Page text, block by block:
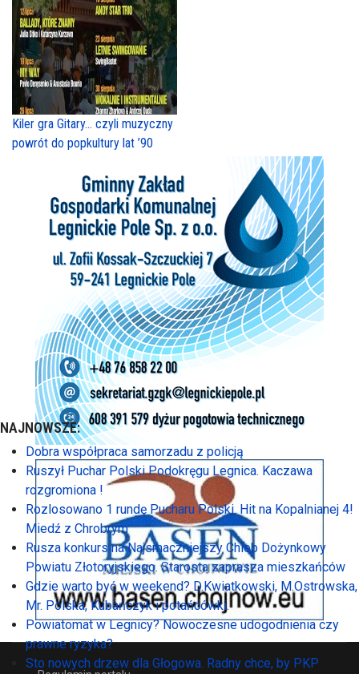
Kiler gra Gitary… czyli muzyczny
powrót do popkultury lat ’90
NAJNOWSZE:
Dobra współpraca samorzadu z policją
Ruszył Puchar Polski Podokręgu Legnica. Kaczawa
rozgromiona !
Rozlosowano 1 rundę Pucharu Polski. Hit na Kopalnianej 4!
Miedź z Chrobrym
Rusza konkurs na Najsmaczniejszy Chleb Dożynkowy
Powiatu Złotoryjskiego. Starosta zaprasza mieszkańców
Gdzie warto być w weekend? D.Kwiatkowski, M.Ostrowska,
Mr. Polska, Kubańczyk i potańcówki.
Powiatomat w Legnicy? Nowoczesne udogodnienia czy
prawne ryzyka?
Sto nowych drzew dla Głogowa. Radny chce, by PKP